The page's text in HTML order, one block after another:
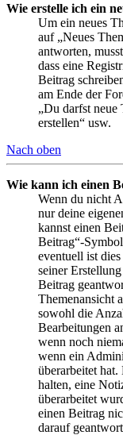
Wie erstelle ich ein
Um ein neues
auf „Neues
antworten,
dass eine
Beitrag
am Ende der
„Du darfst neue
erstellen“ usw.
Nach oben
Wie kann ich einen
Wenn du nicht
nur deine
kannst einen
Beitrag“-
eventuell ist
seiner
Beitrag
Themenansicht
sowohl die
Bearbeitungen
wenn noch
wenn ein
überarbeitet
halten, eine
überarbeitet
einen Beitrag
darauf